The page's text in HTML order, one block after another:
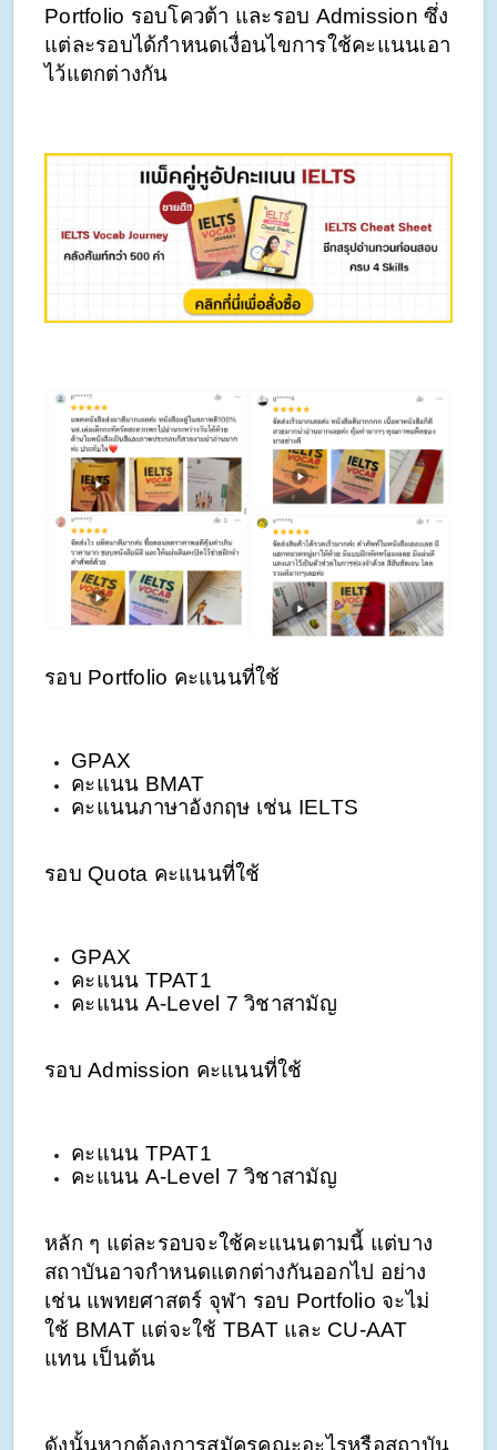
Portfolio รอบโควต้า และรอบ Admission ซึ่ง
แต่ละรอบได้กำหนดเงื่อนไขการใช้คะแนนเอา
ไว้แตกต่างกัน‍‍‍‍‍‍‍‍‍‍‍‍‍‍‍‍‍‍‍‍
รอบ Portfolio คะแนนที่ใช้
GPAX
คะแนน BMAT
คะแนนภาษาอังกฤษ เช่น IELTS
รอบ Quota คะแนนที่ใช้
GPAX
คะแนน TPAT1
คะแนน A-Level 7 วิชาสามัญ
รอบ Admission คะแนนที่ใช้
คะแนน TPAT1
คะแนน A-Level 7 วิชาสามัญ
หลัก ๆ แต่ละรอบจะใช้คะแนนตามนี้ แต่บาง
สถาบันอาจกำหนดแตกต่างกันออกไป อย่าง
เช่น แพทยศาสตร์ จุฬา รอบ Portfolio จะไม่
ใช้ BMAT แต่จะใช้ TBAT และ CU-AAT
แทน เป็นต้น
ดังนั้นหากต้องการสมัครคณะอะไรหรือสถาบัน